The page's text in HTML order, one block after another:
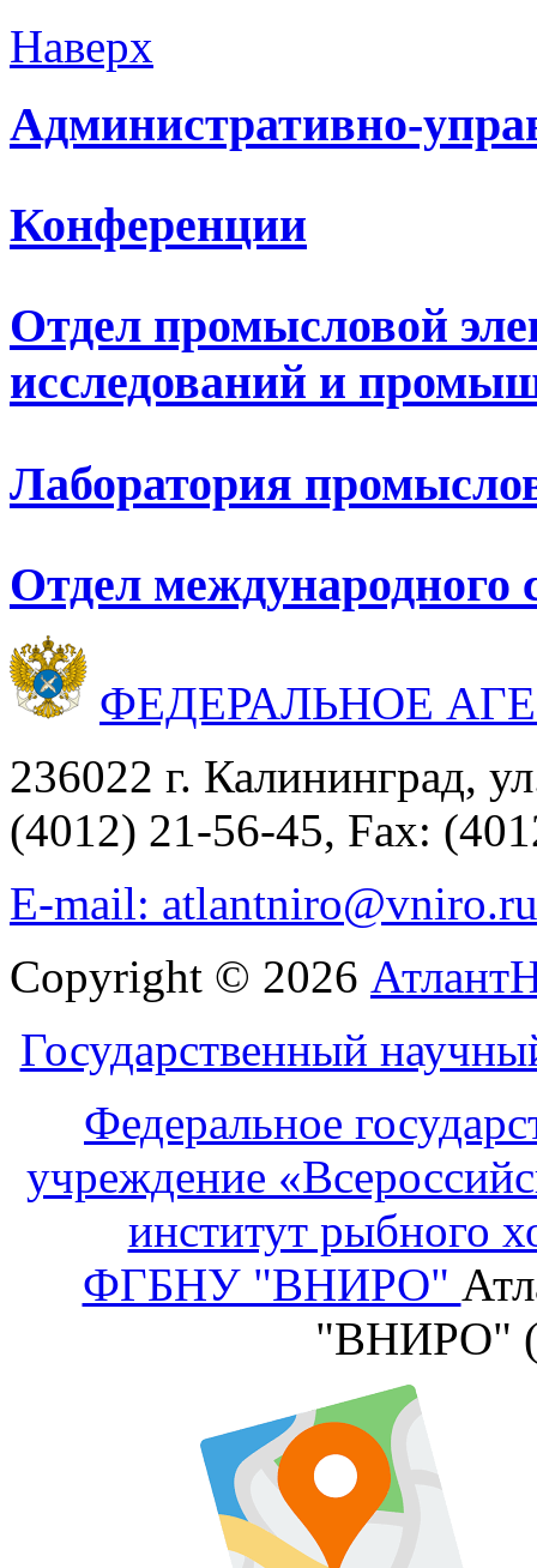
Наверх
Административно-
Конференции
Отдел промысловой
исследований и
Лаборатория
Отдел международного
ФЕДЕРАЛЬНОЕ
236022 г. Калининград,
(4012) 21-56-45, Fax:
E-mail: atlantniro@vniro.ru
Copyright © 2026
Государственный
Федеральное
учреждение
институт рыбного
ФГБНУ "ВНИРО"
"ВНИРО"